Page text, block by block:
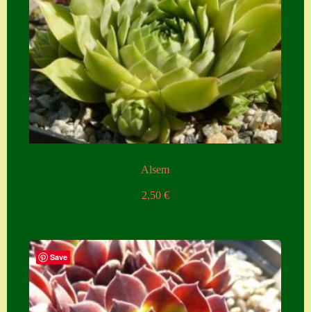
Alsem
2,50 €
Save